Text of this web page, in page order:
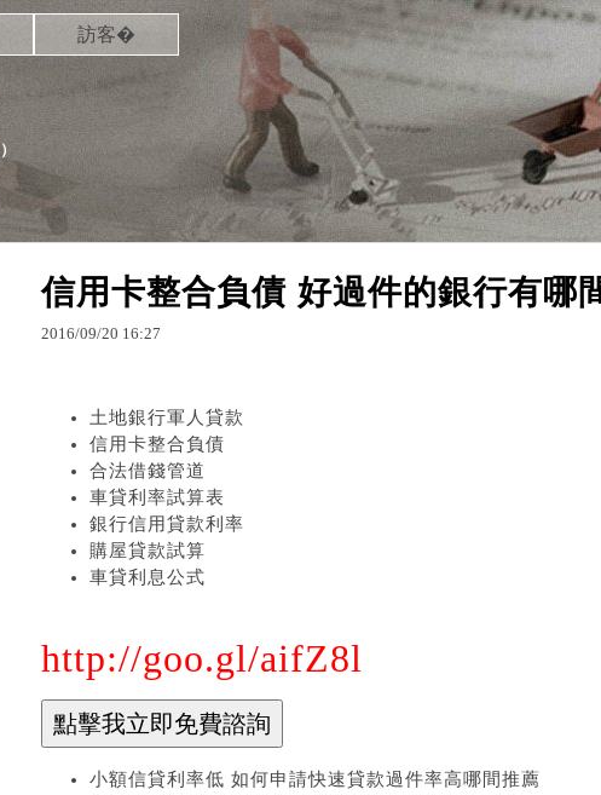
）
訪客�
信用卡整合負債 好過件的銀行有哪
2016/09/20 16:27
土地銀行軍人貸款
信用卡整合負債
合法借錢管道
車貸利率試算表
銀行信用貸款利率
購屋貸款試算
車貸利息公式
http://goo.gl/aifZ8l
小額信貸利率低 如何申請快速貸款過件率高哪間推薦